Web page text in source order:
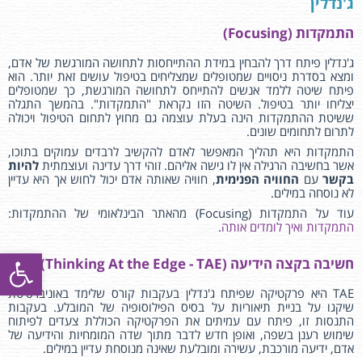
פתח
התמקדות (Focusing)
ג'נדלין פיתח דרך להבחין במידת ההתייחסות לתחושה המורגשת של אדם,
ומצא בסדרת ניסויים שמטופלים שמצליחים בטיפול עושים זאת יותר. הוא
פיתח שיטה ללמד אנשים להתייחס לתחושה המורגשת, כך שמטופלים
יצליחו יותר בטיפול. השיטה הזו נקראת "התמקדות". בהמשך התגלה
ששיטת ההתמקדות הינה בעלת עוצמה גם מחוץ לתחום הטיפול ויכולה
לתרום לתחומים שונים.
התמקדות היא תהליך המאפשר לאדם להקשיב לרבדים עמוקים בתוכו,
אשר בחשיבה הרגילה אין לו גישה אליהם. זוהי דרך עדינה ועוצמתית להיות
בקשרעם החוויה הפנימית, חוויה שאותה אדם יכול לחוש אך היא עדיין
לא נוסחה במילים.
עוד על התמקדות (Focusing) מהאתר הבינלאומי של ההתמקדות:
התמקדות ואיך לומדים אותה.
חשיבה בקצה הידיעה (Thinking At the Edge - TAE)
TAE היא פרקטיקה שפיתח ג'נדלין בעקבות קורס שלימד באוניברסיטת
שיקגו על בניית תיאוריות על בסיס הפילוסופיה של המובלע. בעקבות
התנסות זו, פיתח עם עמיתים את הפרקטיקה הכוללת צעדים לפיתוח
שימוש רענן בשפה, ואופן חדש לדבר מתוך שדה המומחיות והידיעה של
אדם, ידיעה מורכבת, עשירה ומובלעת שאינה מנוסחת עדיין במילים.